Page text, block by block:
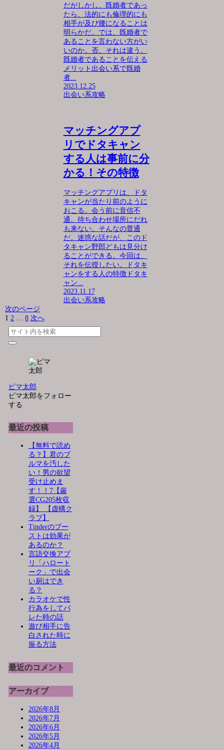
だがしかし、既婚者であっ
たら、法的にも倫理的にも
相手が及び腰になることは
明らかだ。では、既婚者で
あることを言わない方がい
いのか。否、それは違う。
既婚者であることを伝える
メリット出会い系で既婚
者...
2023.12.25
出会い系攻略
マッチングアプ
リでドタキャン
する人は事前に分
かる！その特徴
マッチングアプリは、ドタ
キャンが当たり前のように
おこる。会う前に音信不
通。待ち合わせ場所にだれ
も来ない。そんなの普通
だ。迷惑な話だが、このド
タキャン野郎どもは見分け
ることができる。今回は、
それを伝授したい。ドタキ
ャンをする人の特徴ドタキ
ャン...
2023.11.17
出会い系攻略
次のページ
1 2 … 8 次へ
ピマ太郎
ピマ太郎をフォロー
する
最近の投稿
【無料で読め
る？】君のブ
ルマを汚した
い！男の欲望
受け止めま
す！！7【厳
選CG205枚収
録】 【虚構ク
ラブ】
Tinderのブー
ストは効果が
あるのか？
言語交換アプ
リ「ハロート
ーク」で出会
い厨はでき
る？
カラオケで性
行為をしてバ
レた時の話
遊び相手に告
白された時に
振る方法
最近のコメント
アーカイブ
2026年8月
2026年7月
2026年6月
2026年5月
2026年4月